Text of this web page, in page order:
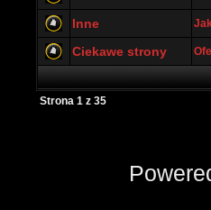
Inne
Ciekawe strony
Strona 1 z 35